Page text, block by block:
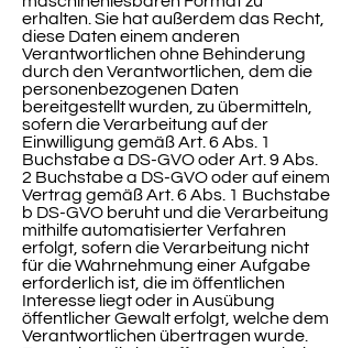
erhalten. Sie hat außerdem das Recht,
diese Daten einem anderen
Verantwortlichen ohne Behinderung
durch den Verantwortlichen, dem die
personenbezogenen Daten
bereitgestellt wurden, zu übermitteln,
sofern die Verarbeitung auf der
Einwilligung gemäß Art. 6 Abs. 1
Buchstabe a DS-GVO oder Art. 9 Abs.
2 Buchstabe a DS-GVO oder auf einem
Vertrag gemäß Art. 6 Abs. 1 Buchstabe
b DS-GVO beruht und die Verarbeitung
mithilfe automatisierter Verfahren
erfolgt, sofern die Verarbeitung nicht
für die Wahrnehmung einer Aufgabe
erforderlich ist, die im öffentlichen
Interesse liegt oder in Ausübung
öffentlicher Gewalt erfolgt, welche dem
Verantwortlichen übertragen wurde.